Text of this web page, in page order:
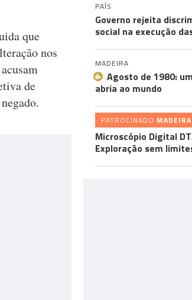
que
nos
de
PAÍS
Governo rejeita
social na execução
MADEIRA
Agosto de 1980:
abria ao mundo
PATROCINADO
Microscópio Digital
Exploração sem